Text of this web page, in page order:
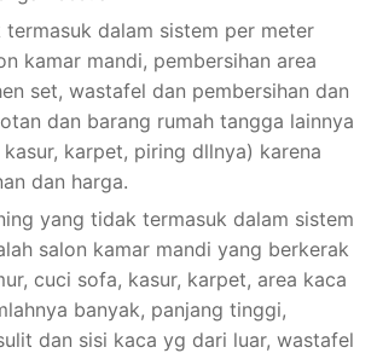
termasuk dalam sistem per meter
kamar mandi, pembersihan area
set, wastafel dan pembersihan dan
dan barang rumah tangga lainnya
karpet, piring dllnya) karena
dan harga.
yang tidak termasuk dalam sistem
salon kamar mandi yang berkerak
cuci sofa, kasur, karpet, area kaca
banyak, panjang tinggi,
dan sisi kaca yg dari luar, wastafel